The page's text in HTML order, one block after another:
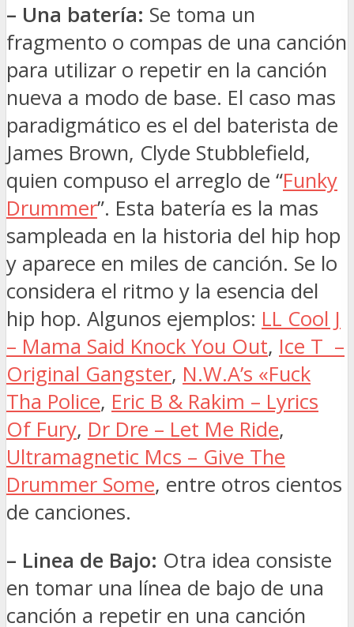
– Una batería: Se toma un
fragmento o compas de una canción
para utilizar o repetir en la canción
nueva a modo de base. El caso mas
paradigmático es el del baterista de
James Brown, Clyde Stubblefield,
quien compuso el arreglo de “Funky
Drummer”. Esta batería es la mas
sampleada en la historia del hip hop
y aparece en miles de canción. Se lo
considera el ritmo y la esencia del
hip hop. Algunos ejemplos: LL Cool J
– Mama Said Knock You Out, Ice T –
Original Gangster, N.W.A’s «Fuck
Tha Police, Eric B & Rakim – Lyrics
Of Fury, Dr Dre – Let Me Ride,
Ultramagnetic Mcs – Give The
Drummer Some, entre otros cientos
de canciones.
– Linea de Bajo: Otra idea consiste
en tomar una línea de bajo de una
canción a repetir en una canción